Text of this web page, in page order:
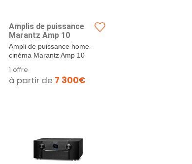
Amplis de puissance
Marantz Amp 10
Ampli de puissance home-
cinéma Marantz Amp 10
1 offre
à partir de 7 300€